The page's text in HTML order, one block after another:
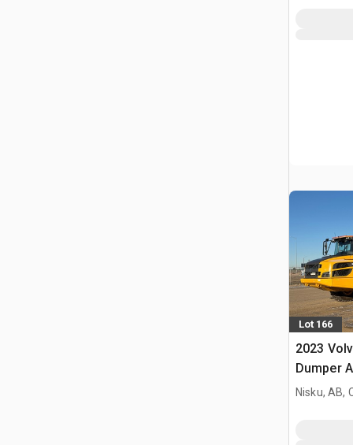
Lot 166
2023
Dumper
Nisku, AB,